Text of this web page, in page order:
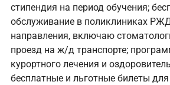
стипендия на период обучения;
обслуживание в поликлиниках
направления, включаю
проезд на ж/д транспорте;
курортного лечения и
бесплатные и льготные билеты для